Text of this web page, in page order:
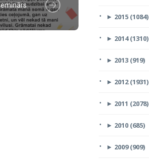
► 2015 (1084)
► 2014 (1310)
► 2013 (919)
► 2012 (1931)
► 2011 (2078)
► 2010 (685)
► 2009 (909)